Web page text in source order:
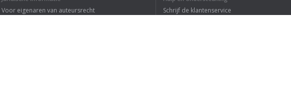
Un autre exemple c'est si vous prenez de
Voor eigenaren van auteursrecht
Schrijf de klantenservice